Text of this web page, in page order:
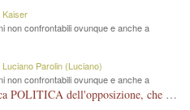
Kaiser
non confrontabili ovunque e anche a
Luciano Parolin (Luciano)
non confrontabili ovunque e anche a
Il finale, fa la differenza tra la critica POLITICA dell'opposizione, che ha perso le elezioni ed è minoranza e non trova altri argomenti per politicizzare sul sito qua o là ? La critica d'arte invece è un'altra cosa che lascio agli altri. Per ora mi basta la lezione magistrale del prof. Giulianati.